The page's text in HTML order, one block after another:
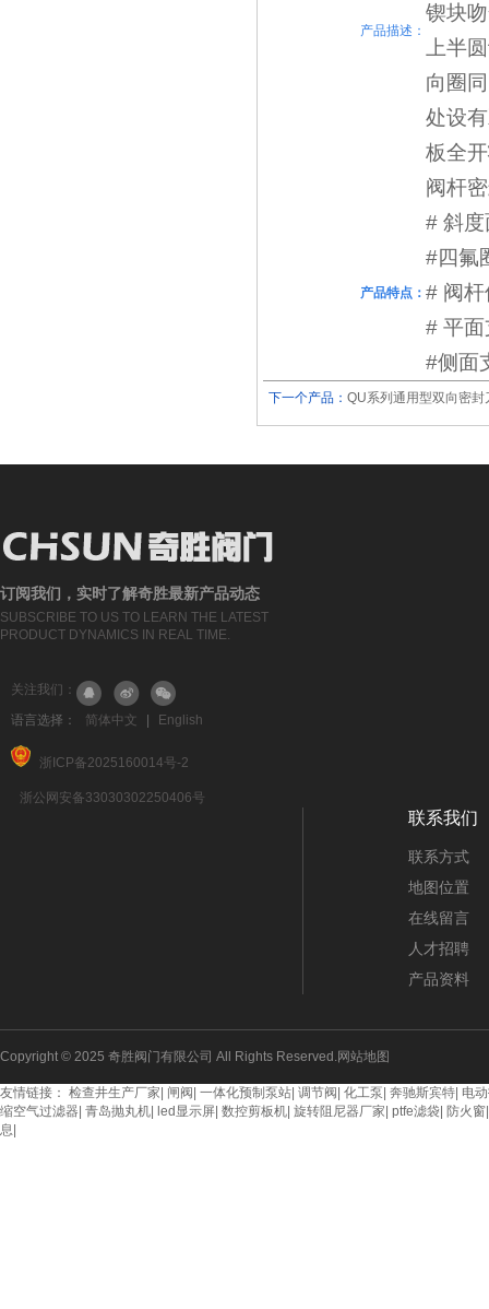
产品描述：
锲块
上半
向圈
处设
板全
阀杆
产品特点：
# 斜
#四氟
# 阀
# 平
#侧面
下一个产品： QU系列通用型双向密封
订阅我们，实时了解奇胜最新产品动态
SUBSCRIBE TO US TO LEARN THE LATEST
PRODUCT DYNAMICS IN REAL TIME.
关注我们：
语言选择：
简体中文 English
浙ICP备2025160014号-2
浙公网安备33030302250406号
联系我们
联系方式
地图位置
在线留言
人才招聘
产品资料
Copyright © 2025 奇胜阀门有限公司 All Rights Reserved.网站地图
友情链接： 检查井生产厂家 闸阀 一体化预制泵站 调节阀 化工泵 奔驰斯宾特 电
缩空气过滤器 青岛抛丸机 led显示屏 数控剪板机 旋转阻尼器厂家 ptfe滤袋 防火窗
息